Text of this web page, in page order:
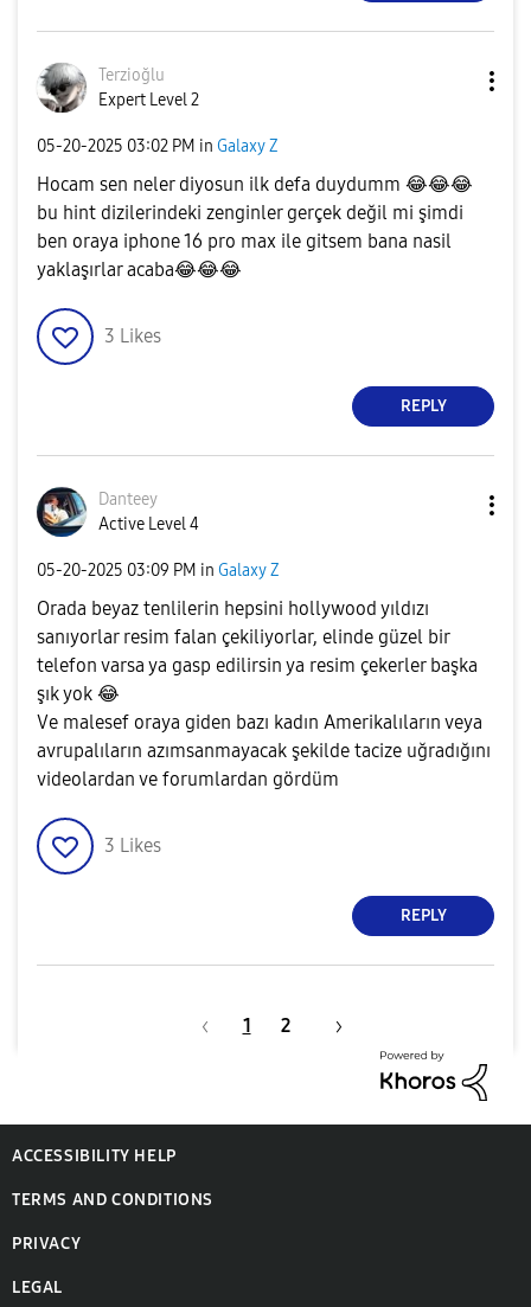
Terzioğlu
Expert Level 2
‎05-20-2025 03:02 PM in Galaxy Z
Hocam sen neler diyosun ilk defa duydumm 😂😂😂
bu hint dizilerindeki zenginler gerçek değil mi şimdi
ben oraya iphone 16 pro max ile gitsem bana nasil
yaklaşırlar acaba😂😂😂
3 Likes
REPLY
Danteey
Active Level 4
‎05-20-2025 03:09 PM in Galaxy Z
Orada beyaz tenlilerin hepsini hollywood yıldızı
sanıyorlar resim falan çekiliyorlar, elinde güzel bir
telefon varsa ya gasp edilirsin ya resim çekerler başka
şık yok 😂
Ve malesef oraya giden bazı kadın Amerikalıların veya
avrupalıların azımsanmayacak şekilde tacize uğradığını
videolardan ve forumlardan gördüm
3 Likes
REPLY
1 2
ACCESSIBILITY HELP
TERMS AND CONDITIONS
PRIVACY
LEGAL